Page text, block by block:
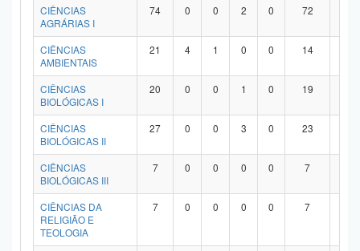
CIÊNCIAS
AGRÁRIAS I
74 0 0 2 0 72
CIÊNCIAS
AMBIENTAIS
21 4 1 0 0 14
CIÊNCIAS
BIOLÓGICAS I
20 0 0 1 0 19
CIÊNCIAS
BIOLÓGICAS II
27 0 0 3 0 23
CIÊNCIAS
BIOLÓGICAS III
7 0 0 0 0 7
CIÊNCIAS DA
RELIGIÃO E
TEOLOGIA
7 0 0 0 0 7